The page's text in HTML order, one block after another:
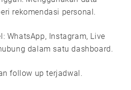
rekomendasi personal.
WhatsApp, Instagram, Live
dalam satu dashboard.
follow up terjadwal.